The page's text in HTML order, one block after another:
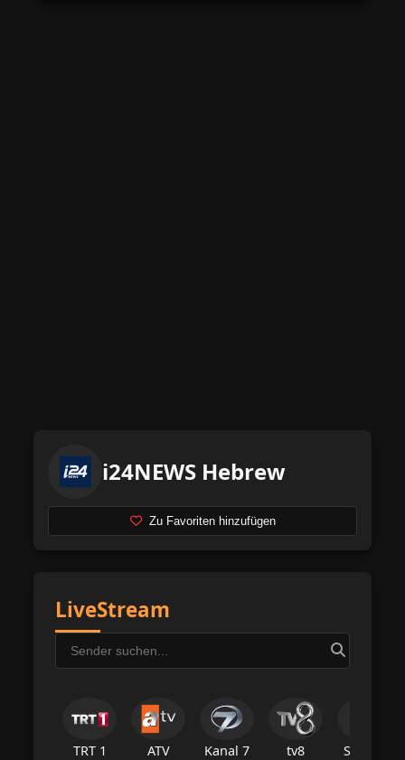
i24NEWS Hebrew
Zu Favoriten hinzufügen
LiveStream
TRT 1 ATV Kanal 7 tv8 Star Tv